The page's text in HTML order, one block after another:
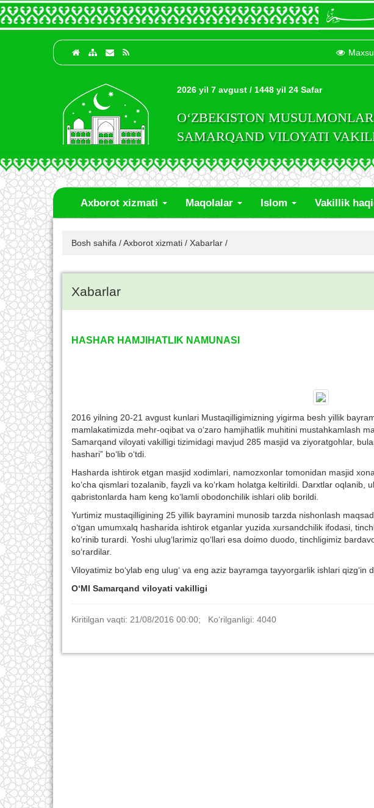
2026 yil 7 avgust / 1448 yil 24 Safar
O‘ZBEKISTON
SAMARQAND VILOYATI
Axborot xizmati Maqolalar Islom Vakillik
Bosh sahifa /Axborot xizmati / Xabarlar /
Xabarlar
HASHAR HAMJIHATLIK NAMUNASI
2016 yilning 20-21 avgust kunlari Mustaqilligimizning yigirma besh yillik
mamlakatimizda mehr-oqibat va o‘zaro hamjihatlik muhitini mustahkamlash
Samarqand viloyati vakilligi tizimidagi mavjud 285 masjid va ziyoratgohlar,
hashari” bo‘lib o‘tdi.
Hasharda ishtirok etgan masjid xodimlari, namozxonlar tomonidan masjid
ko‘cha qismlari tozalanib, fayzli va ko‘rkam holatga keltirildi. Darxtlar oqlanib,
qabristonlarda ham keng ko‘lamli obodonchilik ishlari olib borildi.
Yurtimiz mustaqilligining 25 yillik bayramini munosib tarzda nishonlash
o‘tgan umumxalq hasharida ishtirok etganlar yuzida xursandchilik ifodasi,
ko‘rinib turardi. Yoshi ulug‘larimiz qo‘llari esa doimo duodo, tinchligimiz
so‘rardilar.
Viloyatimiz bo‘ylab eng ulug‘ va eng aziz bayramga tayyorgarlik ishlari qizg‘in
O‘MI Samarqand viloyati vakilligi
Kiritilgan vaqti: 21/08/2016 00:00; Ko‘rilganligi: 4040